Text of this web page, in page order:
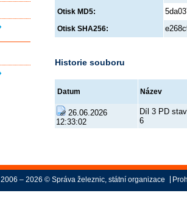
Otisk MD5:
Otisk SHA256:
Historie souboru
Datum Název
26.06.2026
12:33:02
Díl 3 PD
6
2006 – 2026 © Správa železnic, státní organizace